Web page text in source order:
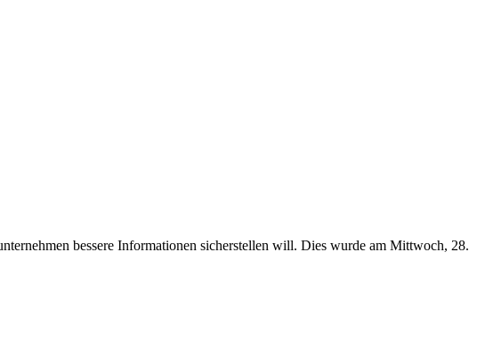
bessere Informationen sicherstellen will. Dies wurde am Mittwoch, 28.